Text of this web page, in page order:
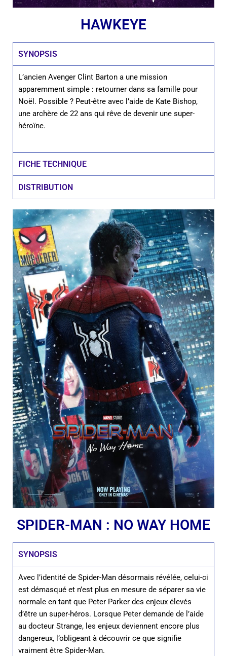
HAWKEYE
SYNOPSIS
L’ancien Avenger Clint Barton a une mission
apparemment simple : retourner dans sa famille pour
Noël. Possible ? Peut-être avec l’aide de Kate Bishop,
une archère de 22 ans qui rêve de devenir une super-
héroïne.
FICHE TECHNIQUE
DISTRIBUTION
SPIDER-MAN : NO WAY HOME
SYNOPSIS
Avec l’identité de Spider-Man désormais révélée, celui-ci
est démasqué et n’est plus en mesure de séparer sa vie
normale en tant que Peter Parker des enjeux élevés
d’être un super-héros. Lorsque Peter demande de l’aide
au docteur Strange, les enjeux deviennent encore plus
dangereux, l’obligeant à découvrir ce que signifie
vraiment être Spider-Man.